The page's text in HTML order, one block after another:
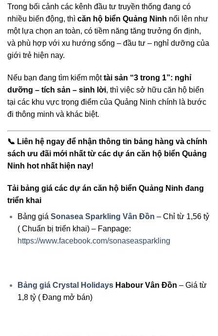
Trong bối cảnh các kênh đầu tư truyền thống đang có
nhiều biến động, thì căn hộ biển Quảng Ninh nổi lên như
một lựa chọn an toàn, có tiềm năng tăng trưởng ổn định,
và phù hợp với xu hướng sống – đầu tư – nghỉ dưỡng của
giới trẻ hiện nay.
Nếu bạn đang tìm kiếm mộttài sản “3 trong 1”: nghỉ
dưỡng – tích sản – sinh lời, thì việc sở hữu căn hộ biển
tại các khu vực trọng điểm của Quảng Ninh chính là bước
đi thông minh và khác biệt.
📞 Liên hệ ngay để nhận thông tin bảng hàng và chính
sách ưu đãi mới nhất từ các dự án căn hộ biển Quảng
Ninh hot nhất hiện nay!
Tải bảng giá các dự án căn hộ biển Quảng Ninh đang
triển khai
Bảng giá Sonasea Sparkling Vân Đồn – Chỉ từ 1,56 tỷ
( Chuẩn bị triển khai) – Fanpage:
https://www.facebook.com/sonaseasparkling
Bảng giá Crystal HolidaysHabour Vân Đồn – Giá từ
1,8 tỷ ( Đang mở bán)